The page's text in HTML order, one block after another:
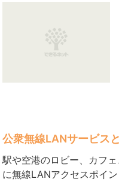
公衆無線LANサービス
駅や空港のロビー、カフ
に無線LANアクセスポイ